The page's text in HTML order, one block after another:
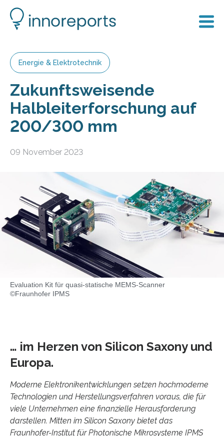
Energie & Elektrotechnik
Zukunftsweisende
Halbleiterforschung auf
200/300 mm
09 November 2023
Evaluation Kit für quasi-statische MEMS-Scanner
©Fraunhofer IPMS
… im Herzen von Silicon Saxony und
Europa.
Moderne Elektronikentwicklungen setzen hochmoderne
Technologien und Herstellungsverfahren voraus, die für
viele Unternehmen eine finanzielle Herausforderung
darstellen. Mitten im Silicon Saxony bietet das
Fraunhofer-Institut für Photonische Mikrosysteme IPMS